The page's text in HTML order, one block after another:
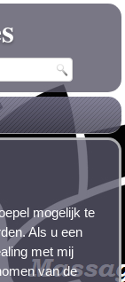
mogelijk te
Als u een
met mij
van de